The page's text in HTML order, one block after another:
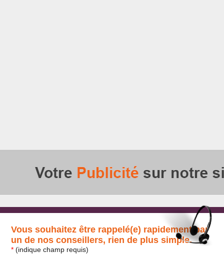
Vous souhaitez être rappelé(e) rapidement par
un de nos conseillers, rien de plus simple.
* (indique champ requis)